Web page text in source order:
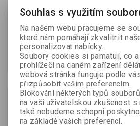
Výrobce:Fre-Pro
Katalogové číslo:709220
98,80 Kč (bez DPH:)
Koupit
83,60
Souhlas s využitím
Na našem webu pracujeme se
které nám pomáhají zkvalitnit
personalizovat nabídky.
Soubory cookies si pamatují, co
prohlížeči na daném zařízení
webová stránka funguje podle
přizpůsobit vašim preferencím.
Blokování některých typů
na vaši uživatelskou zkušenost s
také nebudeme schopni
na základě vašich preferencí.